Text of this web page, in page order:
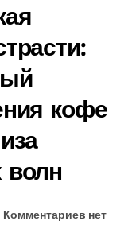
кофе
волн
Комментариев нет